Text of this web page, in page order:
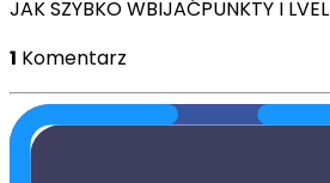
JAK SZYBKO WBIJAĆPUNKTY I LVEL
1 Komentarz